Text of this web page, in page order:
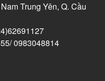
Trung Yên, Q. Cầu
0983048814